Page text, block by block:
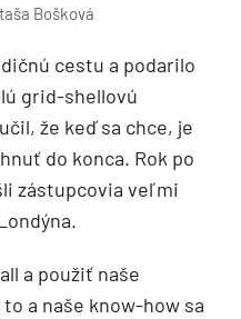
Bošková
cestu a podarilo
grid-shellovú
že keď sa chce, je
do konca. Rok po
zástupcovia veľmi
a použiť naše
a naše know-how sa